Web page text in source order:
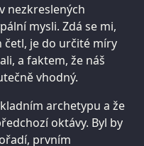
nezkreslených
mysli. Zdá se mi,
četl, je do určité míry
a faktem, že náš
vhodný.
archetypu a že
oktávy. Byl by
prvním